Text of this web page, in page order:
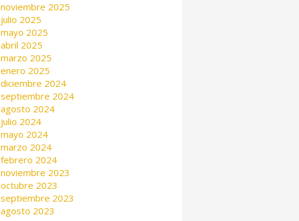
noviembre 2025
julio 2025
mayo 2025
abril 2025
marzo 2025
enero 2025
diciembre 2024
septiembre 2024
agosto 2024
julio 2024
mayo 2024
marzo 2024
febrero 2024
noviembre 2023
octubre 2023
septiembre 2023
agosto 2023